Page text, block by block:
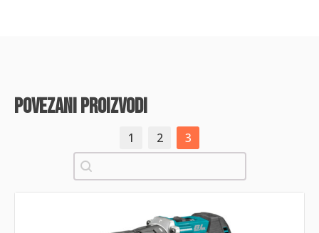
povezani proizvodi
1 2
3
Pretraži